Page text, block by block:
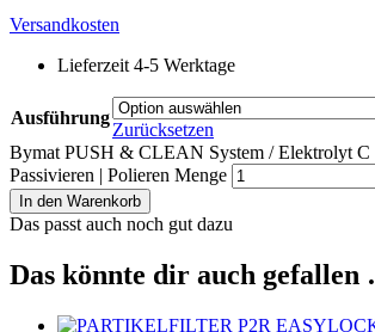
Versandkosten
Lieferzeit 4-5 Werktage
Ausführung
Zurücksetzen
Bymat PUSH & CLEAN System / Elektrolyt C
Passivieren | Polieren Menge
In den Warenkorb
Das passt auch noch gut dazu
Das könnte dir auch gefallen